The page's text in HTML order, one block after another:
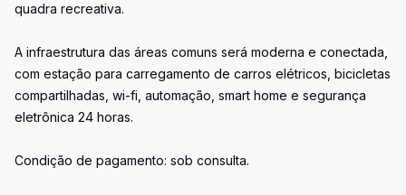
quadra recreativa.
A infraestrutura das áreas comuns será moderna e conectada,
com estação para carregamento de carros elétricos, bicicletas
compartilhadas, wi-fi, automação, smart home e segurança
eletrônica 24 horas.
Condição de pagamento: sob consulta.